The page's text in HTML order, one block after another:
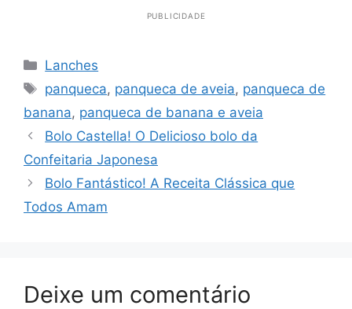
PUBLICIDADE
Categorias
Lanches
Tags
panqueca, panqueca de aveia, panqueca de
banana, panqueca de banana e aveia
Bolo Castella! O Delicioso bolo da
Confeitaria Japonesa
Bolo Fantástico! A Receita Clássica que
Todos Amam
Deixe um comentário